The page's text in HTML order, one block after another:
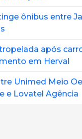
ônibus entre
após
em Herval
Unimed Meio
e Lovatel Agência